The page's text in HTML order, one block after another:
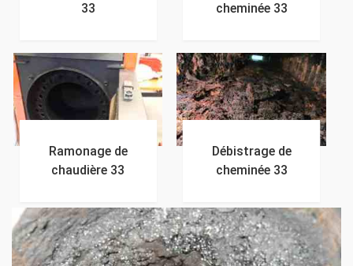
33
cheminée 33
Ramonage de
chaudière 33
Débistrage de
cheminée 33